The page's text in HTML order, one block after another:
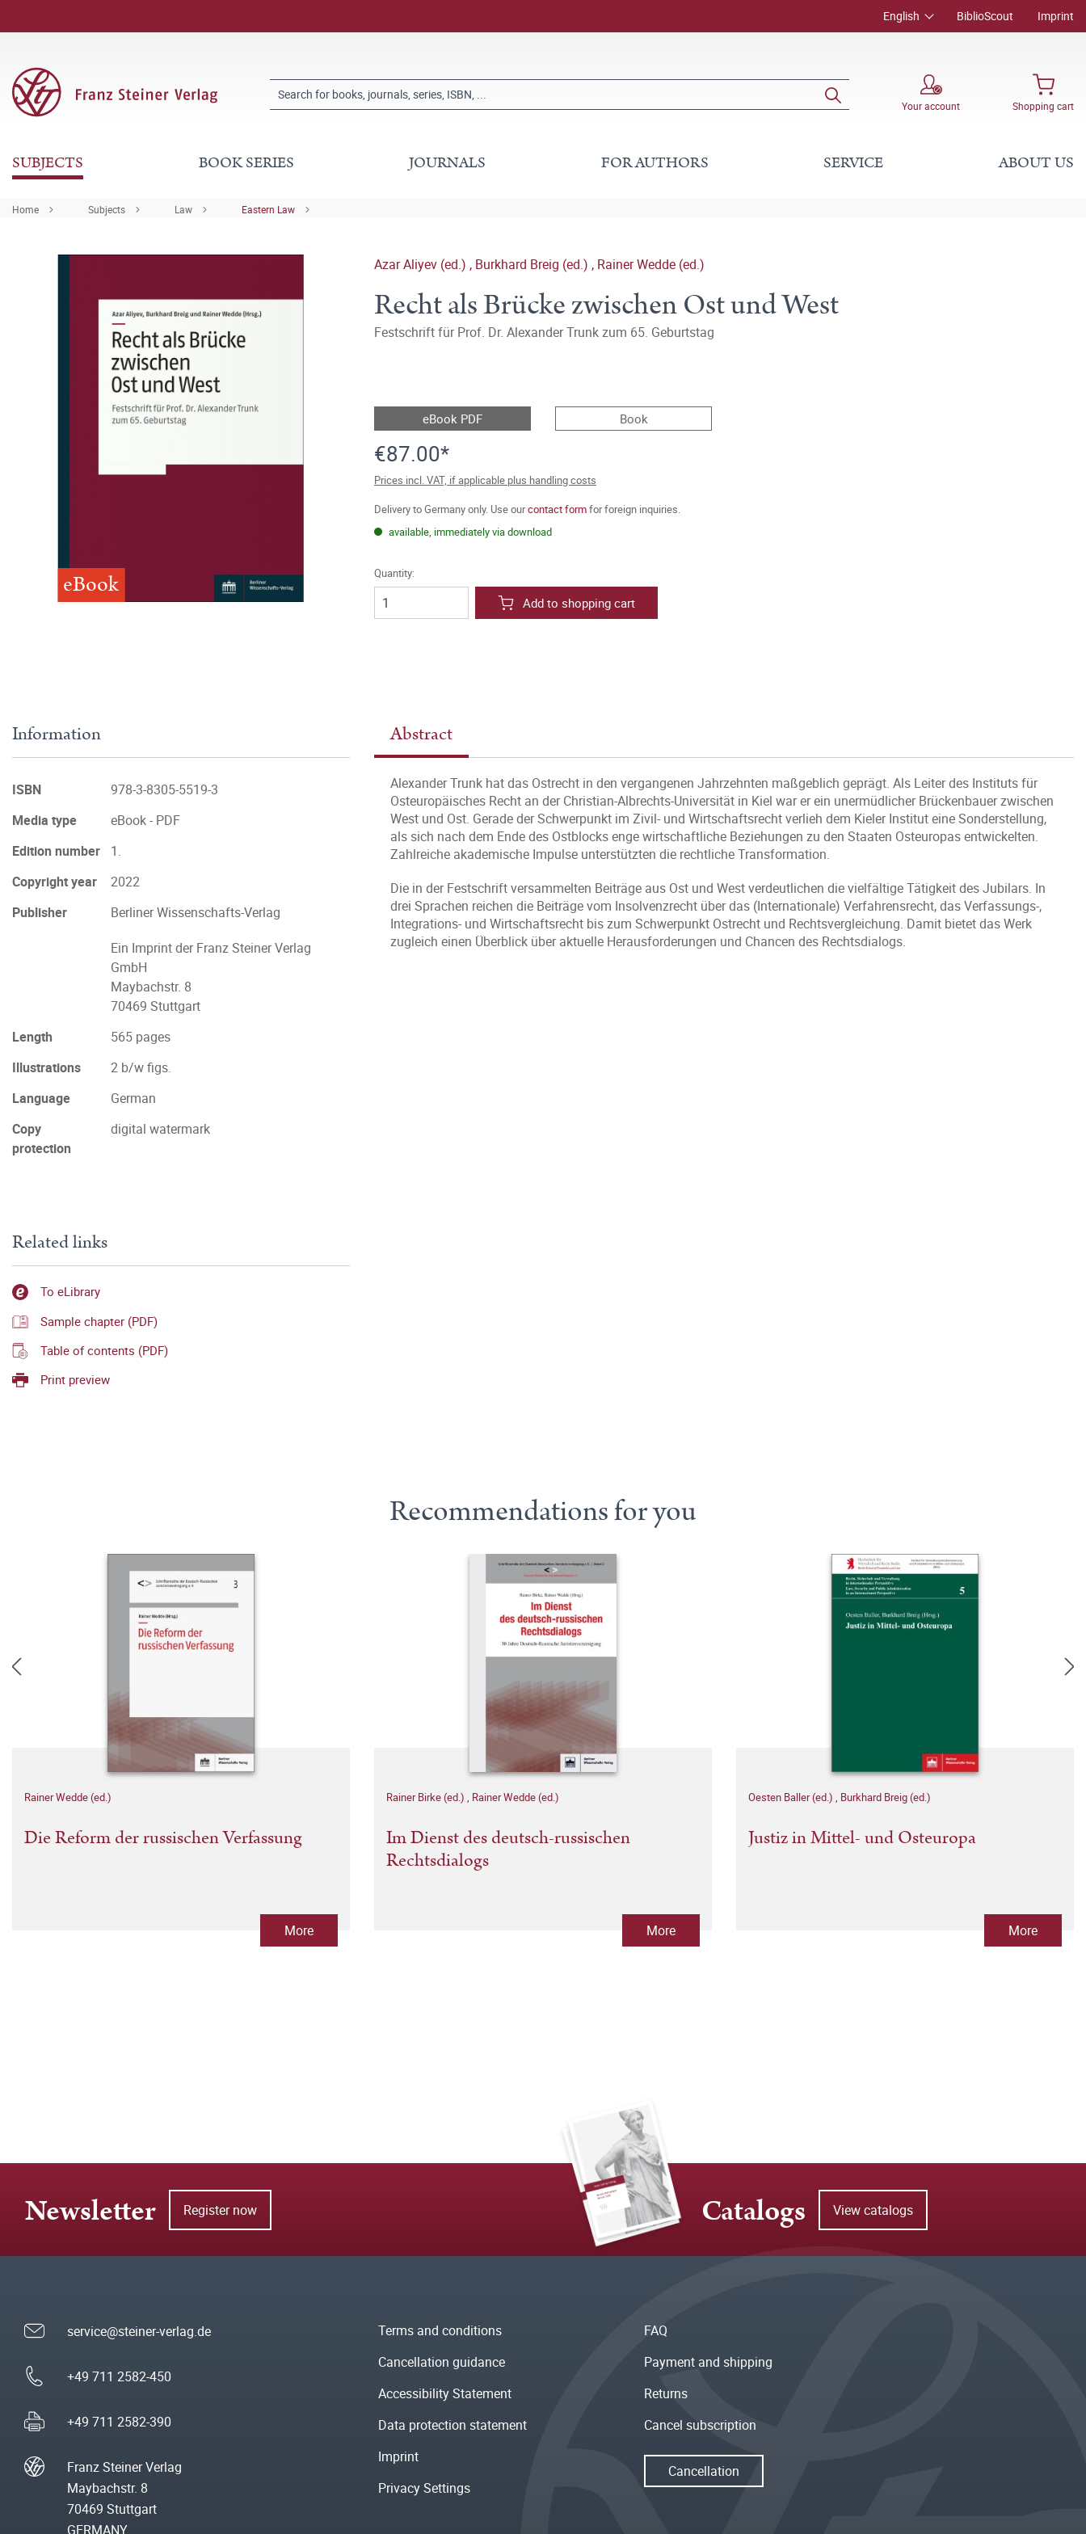
English BiblioScout Imprint
Your account Shopping cart
SUBJECTS BOOK SERIES JOURNALS FOR AUTHORS SERVICE ABOUT US
Home Subjects Law Eastern Law
eBook
Azar Aliyev (ed.) , Burkhard Breig (ed.) , Rainer Wedde (ed.)
Recht als Brücke zwischen Ost und West
Festschrift für Prof. Dr. Alexander Trunk zum 65. Geburtstag
eBook PDF Book
€87.00*
Prices incl. VAT, if applicable plus handling costs
Delivery to Germany only. Use ourcontact formfor foreign inquiries.
available, immediately via download
Quantity:
Add to shopping cart
Abstract
Alexander Trunk hat das Ostrecht in den vergangenen Jahrzehnten maßgeblich geprägt. Als Leiter des Instituts für
Osteuropäisches Recht an der Christian-Albrechts-Universität in Kiel war er ein unermüdlicher Brückenbauer zwischen
West und Ost. Gerade der Schwerpunkt im Zivil- und Wirtschaftsrecht verlieh dem Kieler Institut eine Sonderstellung,
als sich nach dem Ende des Ostblocks enge wirtschaftliche Beziehungen zu den Staaten Osteuropas entwickelten.
Zahlreiche akademische Impulse unterstützten die rechtliche Transformation.
Die in der Festschrift versammelten Beiträge aus Ost und West verdeutlichen die vielfältige Tätigkeit des Jubilars. In
drei Sprachen reichen die Beiträge vom Insolvenzrecht über das (Internationale) Verfahrensrecht, das Verfassungs-,
Integrations- und Wirtschaftsrecht bis zum Schwerpunkt Ostrecht und Rechtsvergleichung. Damit bietet das Werk
zugleich einen Überblick über aktuelle Herausforderungen und Chancen des Rechtsdialogs.
Information
ISBN
978-3-8305-5519-3
Media type
eBook - PDF
Edition number
1.
Copyright year
2022
Publisher
Berliner Wissenschafts-Verlag
Ein Imprint der Franz Steiner Verlag
GmbH
Maybachstr. 8
70469 Stuttgart
Length
565 pages
Illustrations
2 b/w figs.
Language
German
Copy
protection
digital watermark
Related links
To eLibrary
Sample chapter (PDF)
Table of contents (PDF)
Print preview
Recommendations for you
Rainer Wedde (ed.)
Die Reform der russischen Verfassung
More
Rainer Birke (ed.) , Rainer Wedde (ed.)
Im Dienst des deutsch-russischen
Rechtsdialogs
More
Oesten Baller (ed.) , Burkhard Breig (ed.)
Justiz in Mittel- und Osteuropa
More
Newsletter Register now Catalogs View catalogs
service@steiner-verlag.de
+49 711 2582-450
+49 711 2582-390
Franz Steiner Verlag
Maybachstr. 8
70469 Stuttgart
GERMANY
Terms and conditions
Cancellation guidance
Accessibility Statement
Data protection statement
Imprint
Privacy Settings
FAQ
Payment and shipping
Returns
Cancel subscription
Cancellation